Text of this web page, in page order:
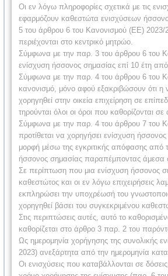
Οι εν λόγω πληροφορίες σχετικά με τις
εφαρμόζουν καθεστώτα ενισχύσεων
5 του άρθρου 6 του Κανονισμού (ΕΕ) 2023/
περιέχονται στο κεντρικό μητρώο.
Σύμφωνα με την παρ. 3 του άρθρου 6 του
ενίσχυση ήσσονος σημασίας επί 10 έτη
Σύμφωνα με την παρ. 4 του άρθρου 6 του
κανονισμό, μόνο αφού εξακριβώσουν ότι
χορηγηθεί στην οικεία επιχείρηση σε
τηρούνται όλοι οι όροι που καθορίζονται σε
Σύμφωνα με την παρ. 4 του άρθρου 7 του
προτίθεται να χορηγήσει ενίσχυση
μορφή μέσω της εγκριτικής απόφασης από
ήσσονος σημασίας παραπέμποντας άμεσα
Σε περίπτωση που μια ενίσχυση ήσσονος
καθεστώτος και οι εν λόγω επιχειρήσεις
εκπληρώσει την υποχρέωσή του
χορηγηθεί βάσει του συγκεκριμένου
Στις περιπτώσεις αυτές, αυτό το
καθορίζεται στο άρθρο 3 παρ. 2 του
Ως ημερομηνία χορήγησης της συνολικής
2023) ανεξάρτητα από την ημερομηνία
Οι ενισχύσεις που καταβάλλονται σε